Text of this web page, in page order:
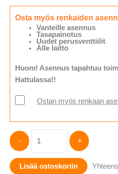
Osta myös renkaiden
Vanteille asennus
Tasapainotus
Uudet perusventtiilit
Alle laitto
Huom! Asennus tapahtuu
Hattulassa!!
Ostan myös renkaan
-
ALLSEASON
165/60-
+
Lisää ostoskoriin